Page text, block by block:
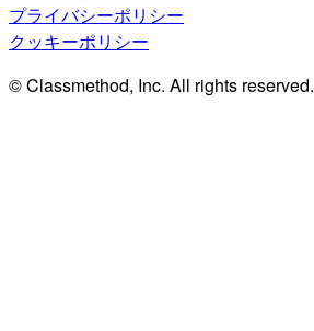
プライバシーポリシー
クッキーポリシー
© Classmethod, Inc. All rights reserved.